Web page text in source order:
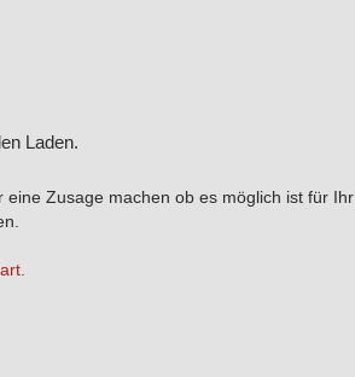
Laden.
Zusage machen ob es möglich ist für Ihr